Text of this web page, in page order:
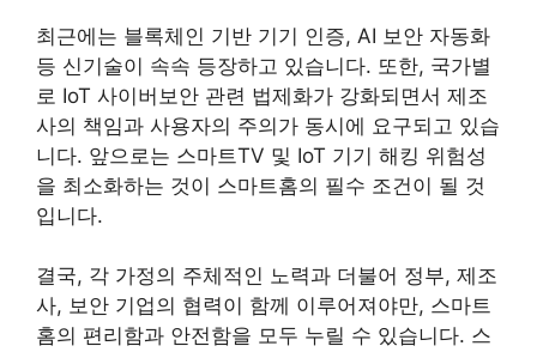
최근에는 블록체인 기반 기기 인증, AI 보안 자동화
등 신기술이 속속 등장하고 있습니다. 또한, 국가별
로 IoT 사이버보안 관련 법제화가 강화되면서 제조
사의 책임과 사용자의 주의가 동시에 요구되고 있습
니다. 앞으로는 스마트TV 및 IoT 기기 해킹 위험성
을 최소화하는 것이 스마트홈의 필수 조건이 될 것
입니다.
결국, 각 가정의 주체적인 노력과 더불어 정부, 제조
사, 보안 기업의 협력이 함께 이루어져야만, 스마트
홈의 편리함과 안전함을 모두 누릴 수 있습니다. 스